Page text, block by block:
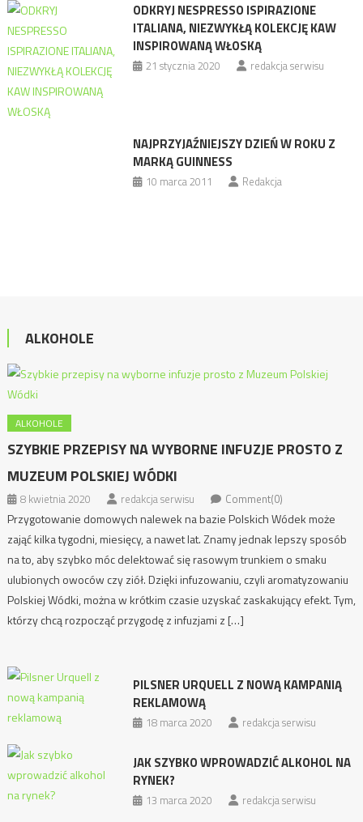
ODKRYJ NESPRESSO ISPIRAZIONE
ITALIANA, NIEZWYKŁĄ KOLEKCJĘ KAW
INSPIROWANĄ WŁOSKĄ
21 stycznia 2020 redakcja serwisu
NAJPRZYJAŹNIEJSZY DZIEŃ W ROKU Z
MARKĄ GUINNESS
10 marca 2011 Redakcja
ALKOHOLE
ALKOHOLE
SZYBKIE PRZEPISY NA WYBORNE INFUZJE PROSTO Z
MUZEUM POLSKIEJ WÓDKI
8 kwietnia 2020 redakcja serwisu Comment(0)
Przygotowanie domowych nalewek na bazie Polskich Wódek może
zająć kilka tygodni, miesięcy, a nawet lat. Znamy jednak lepszy sposób
na to, aby szybko móc delektować się rasowym trunkiem o smaku
ulubionych owoców czy ziół. Dzięki infuzowaniu, czyli aromatyzowaniu
Polskiej Wódki, można w krótkim czasie uzyskać zaskakujący efekt. Tym,
którzy chcą rozpocząć przygodę z infuzjami z […]
PILSNER URQUELL Z NOWĄ KAMPANIĄ
REKLAMOWĄ
18 marca 2020 redakcja serwisu
JAK SZYBKO WPROWADZIĆ ALKOHOL NA
RYNEK?
13 marca 2020 redakcja serwisu